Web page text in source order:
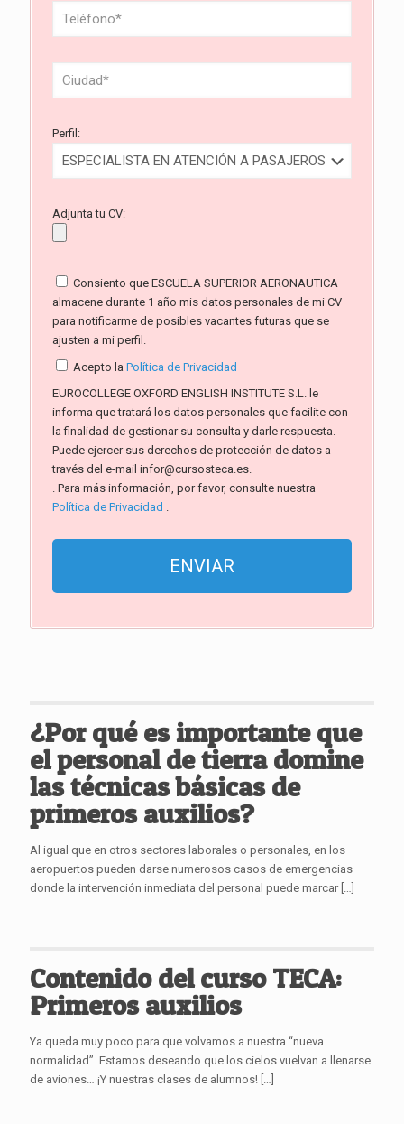
Perfil:
Adjunta tu CV:
Consiento que ESCUELA SUPERIOR AERONAUTICA
almacene durante 1 año mis datos personales de mi CV
para notificarme de posibles vacantes futuras que se
ajusten a mi perfil.
Acepto la Política de Privacidad
EUROCOLLEGE OXFORD ENGLISH INSTITUTE S.L. le
informa que tratará los datos personales que facilite con
la finalidad de gestionar su consulta y darle respuesta.
Puede ejercer sus derechos de protección de datos a
través del e-mail infor@cursosteca.es.
. Para más información, por favor, consulte nuestra
Política de Privacidad .
¿Por qué es importante que
el personal de tierra domine
las técnicas básicas de
primeros auxilios?
Al igual que en otros sectores laborales o personales, en los
aeropuertos pueden darse numerosos casos de emergencias
donde la intervención inmediata del personal puede marcar[…]
Contenido del curso TECA:
Primeros auxilios
Ya queda muy poco para que volvamos a nuestra “nueva
normalidad”. Estamos deseando que los cielos vuelvan a llenarse
de aviones… ¡Y nuestras clases de alumnos! […]